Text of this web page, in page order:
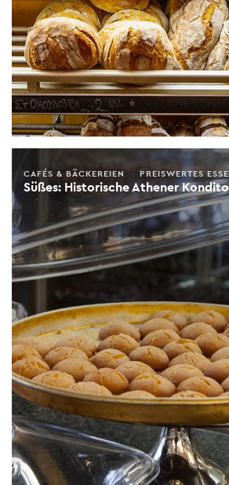
Süßes: Historische Athener
CAFÉS & BÄCKEREIEN PREISWERTES